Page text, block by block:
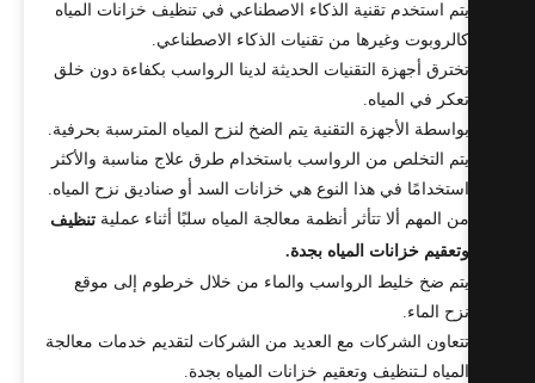
يتم استخدم تقنية الذكاء الاصطناعي في تنظيف خزانات المياه
كالروبوت وغيرها من تقنيات الذكاء الاصطناعي.
تخترق أجهزة التقنيات الحديثة لدينا الرواسب بكفاءة دون خلق
تعكر في المياه.
بواسطة الأجهزة التقنية يتم الضخ لنزح المياه المترسبة بحرفية.
يتم التخلص من الرواسب باستخدام طرق علاج مناسبة والأكثر
استخدامًا في هذا النوع هي خزانات السد أو صناديق نزح المياه.
من المهم ألا تتأثر أنظمة معالجة المياه سلبًا أثناء عملية تنظيف
وتعقيم خزانات المياه بجدة.
يتم ضخ خليط الرواسب والماء من خلال خرطوم إلى موقع
تتعاون الشركات مع العديد من الشركات لتقديم خدمات معالجة
المياه لـتنظيف وتعقيم خزانات المياه بجدة.